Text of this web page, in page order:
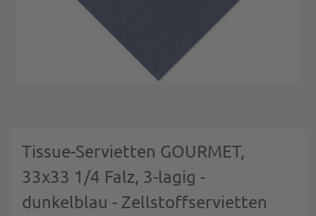
Tissue-Servietten GOURMET,
33x33 1/4 Falz, 3-lagig -
dunkelblau - Zellstoffservietten